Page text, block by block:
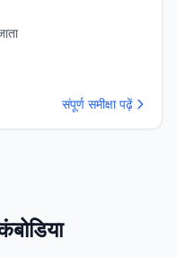
संपूर्ण समीक्षा पढ़ें